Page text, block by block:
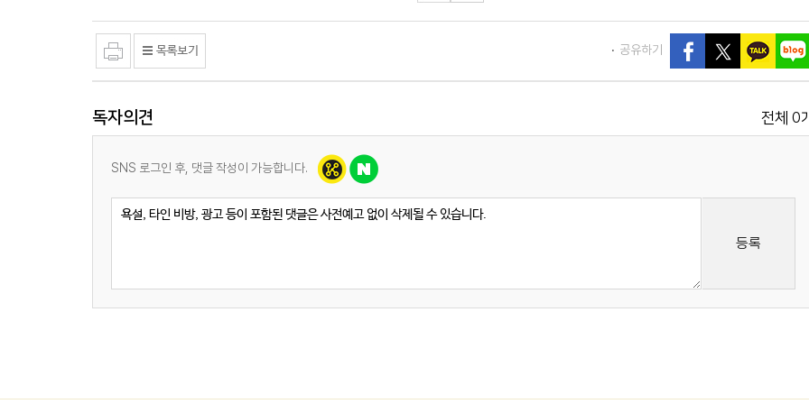
공유하기
독자의견 전체 0
SNS 로그인 후, 댓글 작성이 가능합니다.
등록